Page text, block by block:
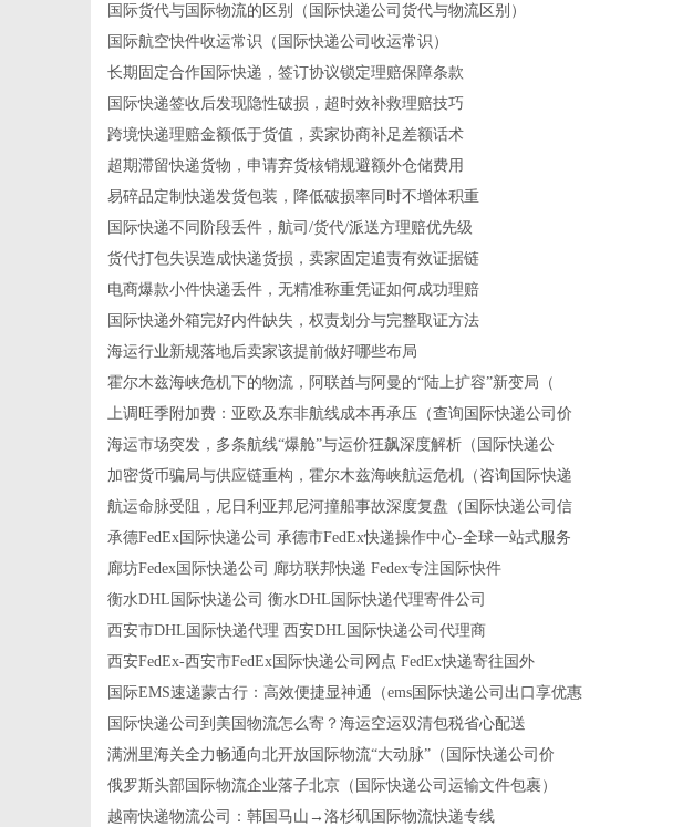
国际货代与国际物流的区别（国际快递公司货代与物流区别）
国际航空快件收运常识（国际快递公司收运常识）
长期固定合作国际快递，签订协议锁定理赔保障条款
国际快递签收后发现隐性破损，超时效补救理赔技巧
跨境快递理赔金额低于货值，卖家协商补足差额话术
超期滞留快递货物，申请弃货核销规避额外仓储费用
易碎品定制快递发货包装，降低破损率同时不增体积重
国际快递不同阶段丢件，航司/货代/派送方理赔优先级
货代打包失误造成快递货损，卖家固定追责有效证据链
电商爆款小件快递丢件，无精准称重凭证如何成功理赔
国际快递外箱完好内件缺失，权责划分与完整取证方法
海运行业新规落地后卖家该提前做好哪些布局
霍尔木兹海峡危机下的物流，阿联酋与阿曼的“陆上扩容”新变局（
上调旺季附加费：亚欧及东非航线成本再承压（查询国际快递公司价
海运市场突发，多条航线“爆舱”与运价狂飙深度解析（国际快递公
加密货币骗局与供应链重构，霍尔木兹海峡航运危机（咨询国际快递
航运命脉受阻，尼日利亚邦尼河撞船事故深度复盘（国际快递公司信
承德FedEx国际快递公司 承德市FedEx快递操作中心-全球一站式服务
廊坊Fedex国际快递公司 廊坊联邦快递 Fedex专注国际快件
衡水DHL国际快递公司 衡水DHL国际快递代理寄件公司
西安市DHL国际快递代理 西安DHL国际快递公司代理商
西安FedEx-西安市FedEx国际快递公司网点 FedEx快递寄往国外
国际EMS速递蒙古行：高效便捷显神通（ems国际快递公司出口享优惠
国际快递公司到美国物流怎么寄？海运空运双清包税省心配送
满洲里海关全力畅通向北开放国际物流“大动脉”（国际快递公司价
俄罗斯头部国际物流企业落子北京（国际快递公司运输文件包裹）
越南快递物流公司：韩国马山→洛杉矶国际物流快递专线